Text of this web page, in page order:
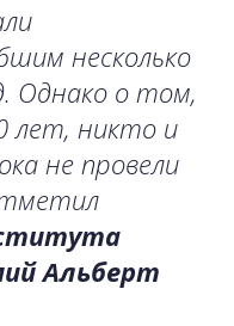
несколько
Однако о том,
лет, никто и
не провели
Альберт